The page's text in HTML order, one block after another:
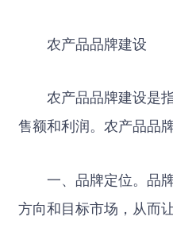
农产品品牌建设
农产品品牌建设是
售额和利润。农产品品
一、品牌定位。品
方向和目标市场，从而